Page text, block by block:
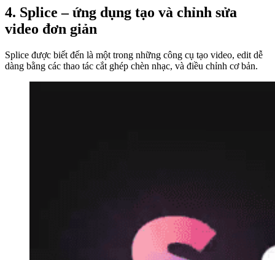
4. Splice – ứng dụng tạo và chỉnh sửa
video đơn giản
Splice được biết đến là một trong những công cụ tạo video, edit dễ
dàng bằng các thao tác cắt ghép chèn nhạc, và điều chỉnh cơ bản.